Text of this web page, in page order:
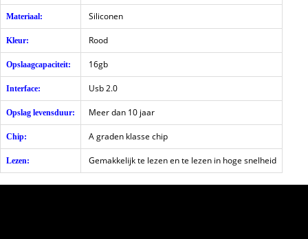
Materiaal: Siliconen
Kleur: Rood
Opslaagcapaciteit: 16gb
Interface: Usb 2.0
Opslag levensduur: Meer dan 10 jaar
Chip: A graden klasse chip
Lezen: Gemakkelijk te lezen en te lezen in hoge snelheid